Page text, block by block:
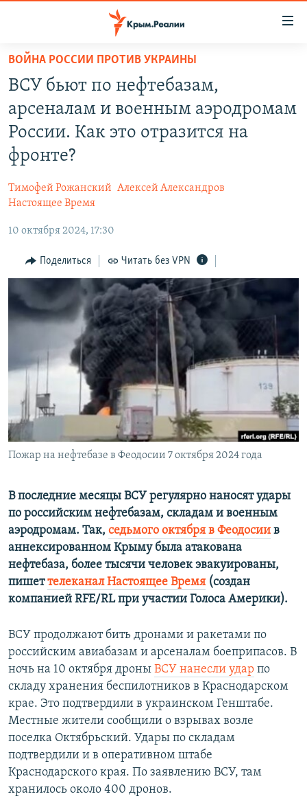
Вернуться
основному
содержанию
Вернутся
главной
Вернутся
поиску
НОВОСТИ
КАРТА ВОЕННЫХ ОБЪЕКТОВ КРЫМА
ВОДА
ИСТОРИЯ
ИНТЕРАКТИВ
ПРОПАВШИЕ БЕЗ ВЕСТИ
ПОБЕДИТЕЛЕЙ НЕ СУДЯТ?
КРЫМ.НЕПОКОРЕННЫЙ
ELIFBE
УКРАИНСКАЯ ПРОБЛЕМА КРЫМА
РАДІО СВОБОДА
КАК ОБОЙТИ БЛОКИРОВКУ
Українською
Qırımtatar
ПРИСОЕДИНЯЙТЕСЬ!
Все сайты RFE/RL
ВОЙНА РОССИИ ПРОТИВ УКРАИНЫ
ВСУ бьют по нефтебазам,
арсеналам и военным аэродромам
России. Как это отразится на
фронте?
Тимофей Рожанский Алексей Александров
Настоящее Время
10 октября 2024, 17:30
Поделиться Читать без VPN
Пожар на нефтебазе в Феодосии 7 октября 2024 года
В последние месяцы ВСУ регулярно наносят удары
по российским нефтебазам, складам и военным
аэродромам. Так, седьмого октября в Феодосии в
аннексированном Крыму была атакована
нефтебаза, более тысячи человек эвакуированы,
пишеттелеканал Настоящее Время (создан
компанией RFE/RL при участии Голоса Америки).
ВСУ продолжают бить дронами и ракетами по
российским авиабазам и арсеналам боеприпасов. В
ночь на 10 октября дроны ВСУ нанесли удар по
складу хранения беспилотников в Краснодарском
крае. Это подтвердили в украинском Генштабе.
Местные жители сообщили о взрывах возле
поселка Октябрьский. Удары по складам
подтвердили и в оперативном штабе
Краснодарского края. По заявлению ВСУ, там
хранилось около 400 дронов.